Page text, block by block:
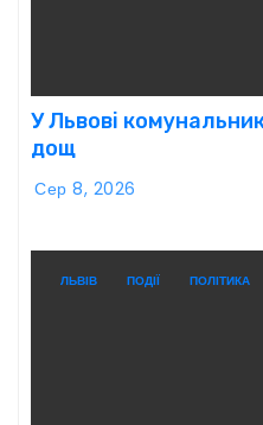
У Львові
дощ
Сер 8, 2026
ЛЬВІВ ПОДІЇ ПОЛІТИКА